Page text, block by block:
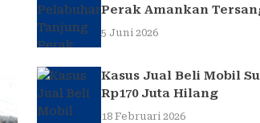
Perak Amankan
Pencuri Komponen
5 Juni 2026
Kasus Jual Beli Mobil
Rp170 Juta Hilang
18 Februari 2026